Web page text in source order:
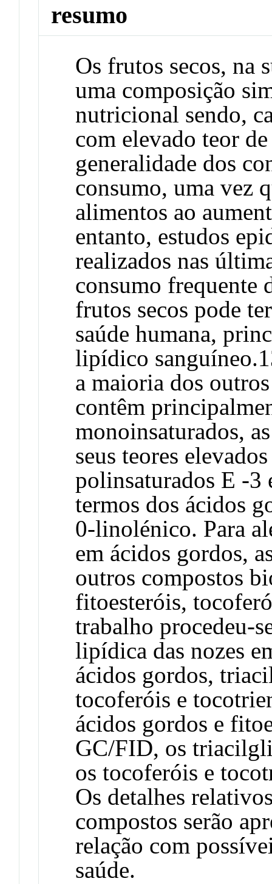
resumo
Os frutos secos, na
uma composição
nutricional sendo,
com elevado teor
generalidade dos
consumo, uma vez
alimentos ao
entanto, estudos
realizados nas
consumo frequente
frutos secos pode
saúde humana,
lipídico
a maioria dos
contêm
monoinsaturados,
seus teores
polinsaturados E -3
termos dos ácidos
0-linolénico. Para
em ácidos gordos,
outros compostos
fitoesteróis,
trabalho procedeu-
lipídica das nozes
ácidos gordos,
tocoferóis e
ácidos gordos e
GC/FID, os
os tocoferóis e
Os detalhes
compostos serão
relação com
saúde.